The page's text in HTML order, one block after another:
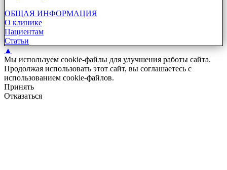
ОБЩАЯ ИНФОРМАЦИЯ
О клинике
Пациентам
Статьи
▲
Мы используем cookie-файлы для улучшения работы сайта.
Продолжая использовать этот сайт, вы соглашаетесь с
использованием cookie-файлов.
Принять
Отказаться